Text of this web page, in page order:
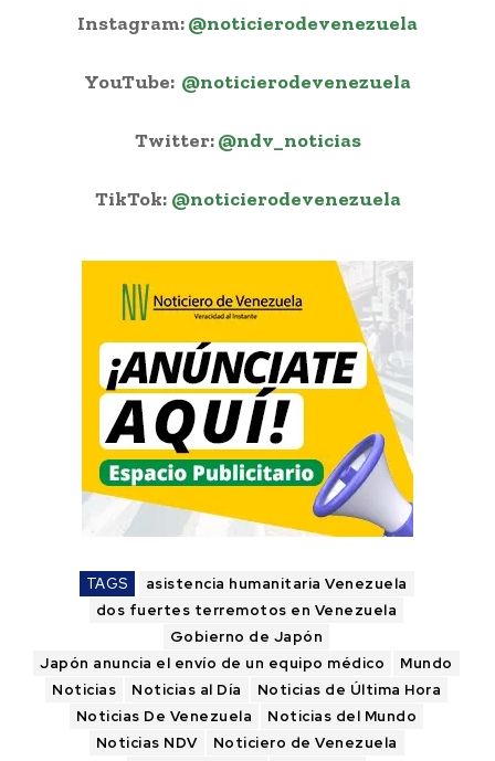
Instagram:@noticierodevenezuela
YouTube: @noticierodevenezuela
Twitter:@ndv_noticias
TikTok: @noticierodevenezuela
TAGS
asistencia humanitaria Venezuela
dos fuertes terremotos en Venezuela
Gobierno de Japón
Japón anuncia el envío de un equipo médico
Mundo
Noticias
Noticias al Día
Noticias de Última Hora
Noticias De Venezuela
Noticias del Mundo
Noticias NDV
Noticiero de Venezuela